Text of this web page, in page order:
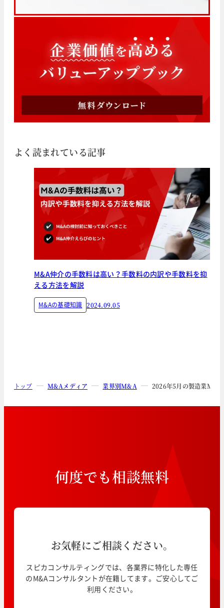
よく読まれている記事
M&A仲介の手数料は高い？手数料の内訳や手数料を抑
える方法を解説
M&Aの基礎知識 2024.09.05
トップ M&Aメディア 業界別M&A 2026年5月の製造業M&A
何度でも相談無料
お気軽にご相談ください。
スピカコンサルティングでは、各業界に特化した専任
のM&Aコンサルタントが在籍してます。ご安心してご
利用ください。